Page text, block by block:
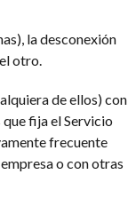
la desconexión
otro.
de ellos) con
fija el Servicio
frecuente
o con otras